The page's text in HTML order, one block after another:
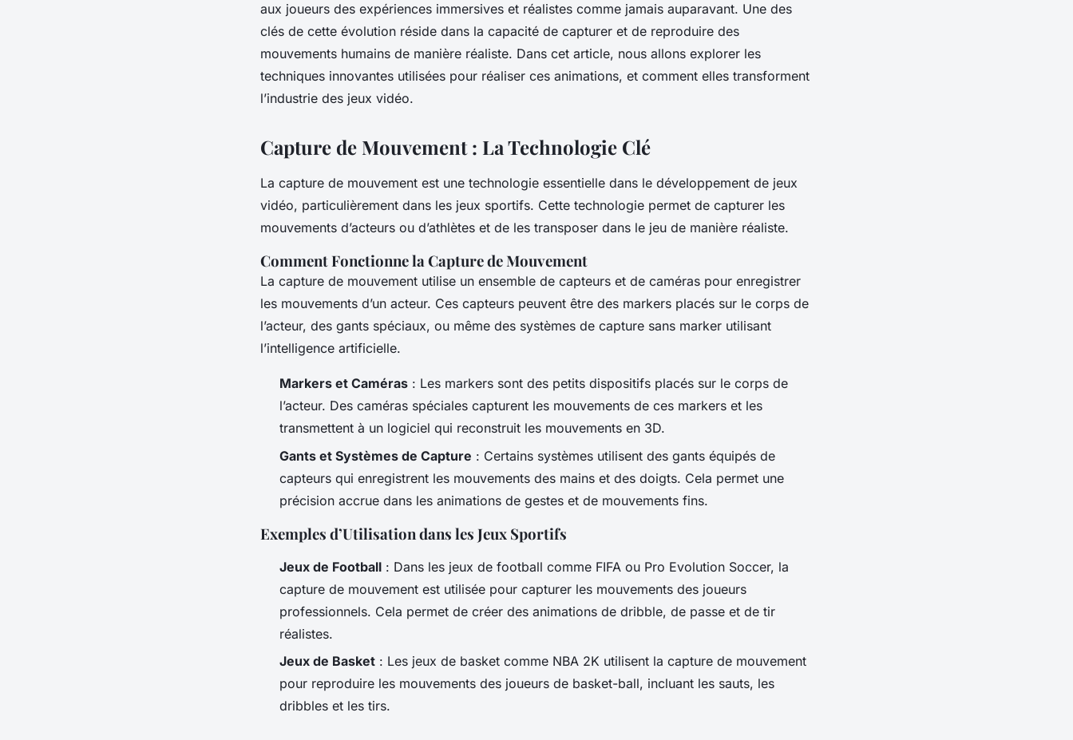
Mouvements Humains dans les Jeux
aux joueurs des expériences immersives et réalistes comme jamais auparavant. Une des
clés de cette évolution réside dans la capacité de capturer et de reproduire des
mouvements humains de manière réaliste. Dans cet article, nous allons explorer les
techniques innovantes utilisées pour réaliser ces animations, et comment elles transforment
l’industrie des jeux vidéo.
Capture de Mouvement : La Technologie Clé
La capture de mouvement est une technologie essentielle dans le développement de jeux
vidéo, particulièrement dans les jeux sportifs. Cette technologie permet de capturer les
mouvements d’acteurs ou d’athlètes et de les transposer dans le jeu de manière réaliste.
Comment Fonctionne la Capture de Mouvement
La capture de mouvement utilise un ensemble de capteurs et de caméras pour enregistrer
les mouvements d’un acteur. Ces capteurs peuvent être des markers placés sur le corps de
l’acteur, des gants spéciaux, ou même des systèmes de capture sans marker utilisant
l’intelligence artificielle.
Markers et Caméras : Les markers sont des petits dispositifs placés sur le corps de
l’acteur. Des caméras spéciales capturent les mouvements de ces markers et les
transmettent à un logiciel qui reconstruit les mouvements en 3D.
Gants et Systèmes de Capture : Certains systèmes utilisent des gants équipés de
capteurs qui enregistrent les mouvements des mains et des doigts. Cela permet une
précision accrue dans les animations de gestes et de mouvements fins.
Exemples d’Utilisation dans les Jeux Sportifs
Jeux de Football : Dans les jeux de football comme FIFA ou Pro Evolution Soccer, la
capture de mouvement est utilisée pour capturer les mouvements des joueurs
professionnels. Cela permet de créer des animations de dribble, de passe et de tir
réalistes.
Jeux de Basket : Les jeux de basket comme NBA 2K utilisent la capture de mouvement
pour reproduire les mouvements des joueurs de basket-ball, incluant les sauts, les
dribbles et les tirs.